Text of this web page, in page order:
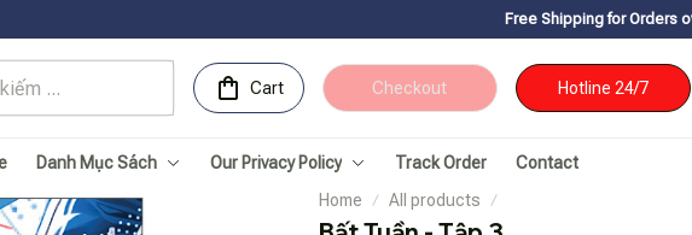
Free Shipping for Orders over 150USDㅤ✨
Cart Checkout Hotline 24/7
Danh Mục Sách Our Privacy Policy Track Order
Contact
Home
All products